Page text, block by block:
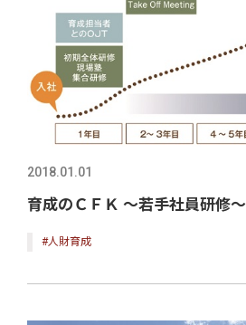
2018.01.01
育成のＣＦＫ ～若手社員研修～
#人財育成